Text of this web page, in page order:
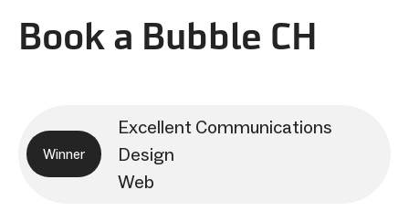
Book a Bubble CH
Winner
Excellent Communications
Design
Web